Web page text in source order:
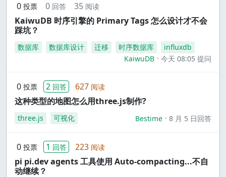
0 投票 0 回答 35 阅读
KaiwuDB 时序引擎的 Primary Tags 怎么设计才不会
踩坑？
数据库 数据库设计 迁移 时序数据库
influxdb
KaiwuDB
今天 08:05 提问
0 投票 2 回答 627 阅读
这种类型的地图怎么用three.js制作?
three.js 可视化 Bestime 8 月 5 日回答
0 投票 1 回答 223 阅读
pi pi.dev agents 工具使用 Auto-compacting...不自
动继续？